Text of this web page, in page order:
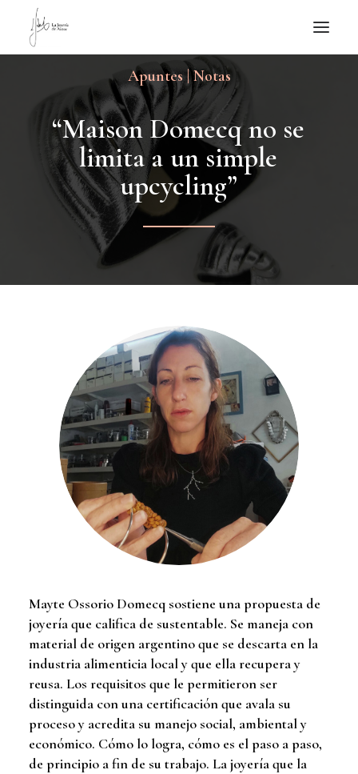
NOTICIAS DE JOYERÍA CONTEMPORÁNEA
NOVEDADES
DE VISITA
APUNTES
QUIÉN SOY
Apuntes | Notas
“Maison Domecq no se
limitaa un simple
upcycling”
Mayte Ossorio Domecq sostiene una propuesta de
joyería que califica de sustentable. Se maneja con
material de origen argentino que se descarta en la
industria alimenticia local y que ella recupera y
reusa. Los requisitos que le permitieron ser
distinguida con una certificación que avala su
proceso y acredita su manejo social, ambiental y
económico. Cómo lo logra, cómo es el paso a paso,
de principio a fin de su trabajo. La joyería que la